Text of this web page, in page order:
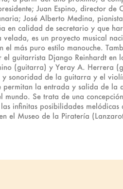
Juan Espino, director de
José Alberto Medina,
en calidad de secretario y que
velada, es un proyecto musical
el más puro estilo manouche.
guitarrista Django Reinhardt en
(guitarra) y Yeray A. Herrera
y sonoridad de la guitarra y el
permitan la entrada y salida de
mundo. Se trata de una
infinitas posibilidades melódicas
el Museo de la Piratería